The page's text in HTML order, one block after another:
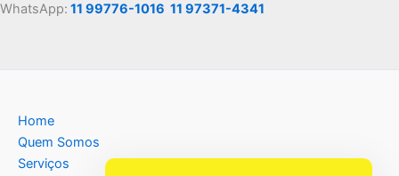
WhatsApp: 11 99776-1016 11 97371-4341
Home
Quem Somos
Serviços